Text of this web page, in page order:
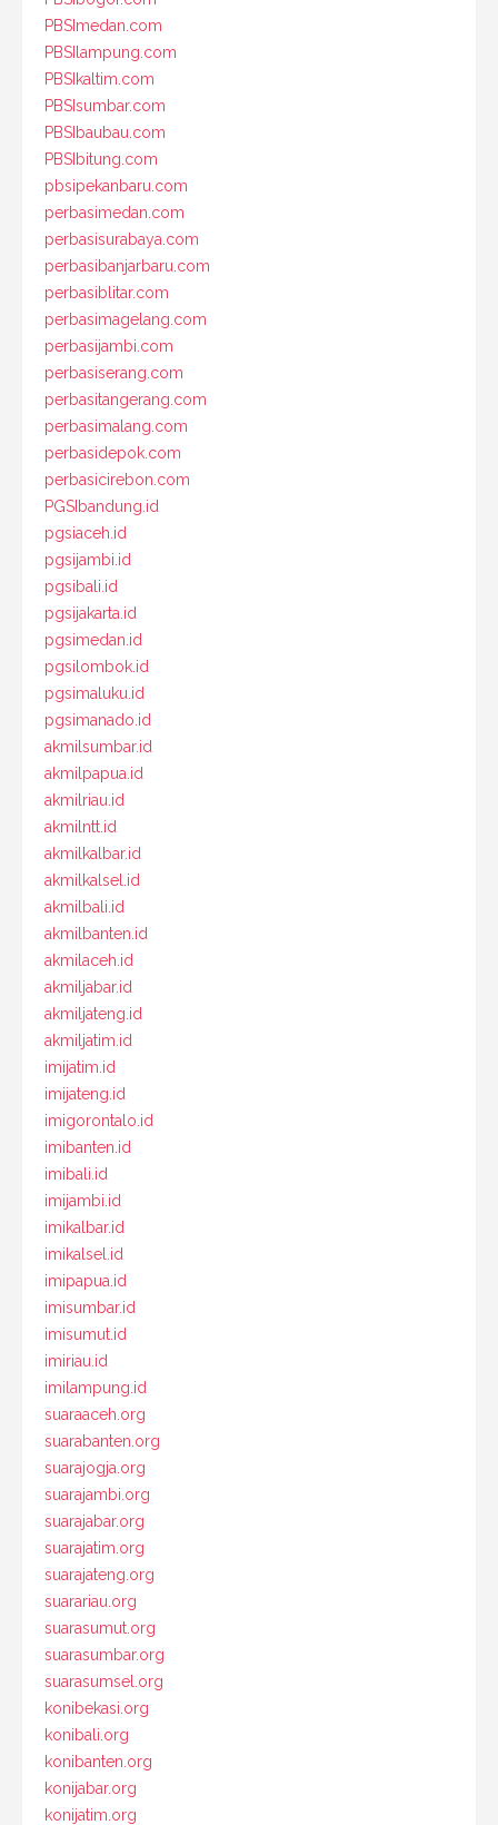
PBSImedan.com
PBSIlampung.com
PBSIkaltim.com
PBSIsumbar.com
PBSIbaubau.com
PBSIbitung.com
pbsipekanbaru.com
perbasimedan.com
perbasisurabaya.com
perbasibanjarbaru.com
perbasiblitar.com
perbasimagelang.com
perbasijambi.com
perbasiserang.com
perbasitangerang.com
perbasimalang.com
perbasidepok.com
perbasicirebon.com
PGSIbandung.id
pgsiaceh.id
pgsijambi.id
pgsibali.id
pgsijakarta.id
pgsimedan.id
pgsilombok.id
pgsimaluku.id
pgsimanado.id
akmilsumbar.id
akmilpapua.id
akmilriau.id
akmilntt.id
akmilkalbar.id
akmilkalsel.id
akmilbali.id
akmilbanten.id
akmilaceh.id
akmiljabar.id
akmiljateng.id
akmiljatim.id
imijatim.id
imijateng.id
imigorontalo.id
imibanten.id
imibali.id
imijambi.id
imikalbar.id
imikalsel.id
imipapua.id
imisumbar.id
imisumut.id
imiriau.id
imilampung.id
suaraaceh.org
suarabanten.org
suarajogja.org
suarajambi.org
suarajabar.org
suarajatim.org
suarajateng.org
suarariau.org
suarasumut.org
suarasumbar.org
suarasumsel.org
konibekasi.org
konibali.org
konibanten.org
konijabar.org
konijatim.org